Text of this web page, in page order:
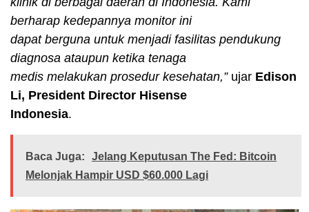
berharap kedepannya monitor ini
dapat berguna untuk menjadi fasilitas pendukung
diagnosa ataupun ketika tenaga
medis melakukan prosedur kesehatan,” ujar Edison
Li, President Director Hisense
Indonesia.
Baca Juga:
Jelang Keputusan The Fed: Bitcoin
Melonjak Hampir USD $60.000 Lagi